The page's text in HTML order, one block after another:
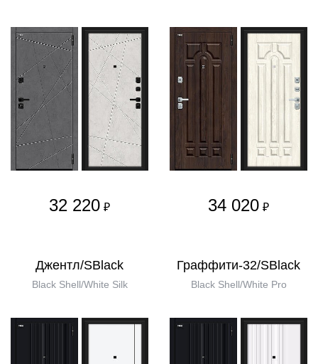
32 220 ₽ 34 020 ₽
Джентл/SBlack
Black Shell/White Silk
Граффити-32/SBlack
Black Shell/White Pro